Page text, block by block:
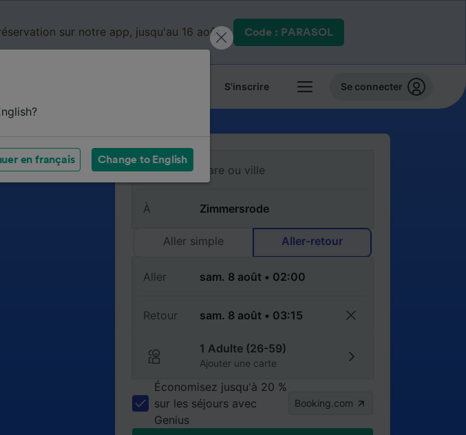
sur notre app, jusqu'au 16 août. Code : PARASOL
S'inscrire Se connecter
De
À
Aller simple Aller-retour
Aller
Retour
1 Adulte (26-59)
Ajouter une carte
Économisez jusqu'à 20 %
sur les séjours avec
Genius
Booking.com
en français Change to English